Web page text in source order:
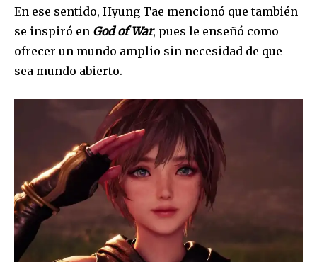
En ese sentido, Hyung Tae mencionó que también
se inspiró en God of War, pues le enseñó como
ofrecer un mundo amplio sin necesidad de que
sea mundo abierto.